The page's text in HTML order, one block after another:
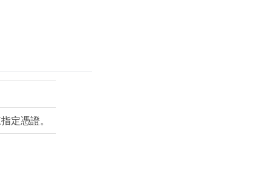
定憑證。